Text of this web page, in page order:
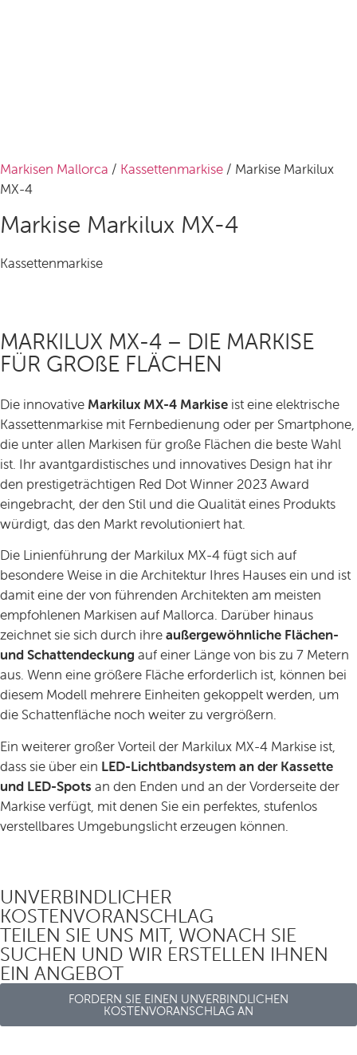
Markisen Mallorca / Kassettenmarkise / Markise Markilux
MX-4
Markise Markilux MX-4
Kassettenmarkise
MARKILUX MX-4 – DIE MARKISE
FÜR GROßE FLÄCHEN
Die innovative Markilux MX-4 Markise ist eine elektrische
Kassettenmarkise mit Fernbedienung oder per Smartphone,
die unter allen Markisen für große Flächen die beste Wahl
ist. Ihr avantgardistisches und innovatives Design hat ihr
den prestigeträchtigen Red Dot Winner 2023 Award
eingebracht, der den Stil und die Qualität eines Produkts
würdigt, das den Markt revolutioniert hat.
Die Linienführung der Markilux MX-4 fügt sich auf
besondere Weise in die Architektur Ihres Hauses ein und ist
damit eine der von führenden Architekten am meisten
empfohlenen Markisen auf Mallorca. Darüber hinaus
zeichnet sie sich durch ihreaußergewöhnliche Flächen-
und Schattendeckung auf einer Länge von bis zu 7 Metern
aus. Wenn eine größere Fläche erforderlich ist, können bei
diesem Modell mehrere Einheiten gekoppelt werden, um
die Schattenfläche noch weiter zu vergrößern.
Ein weiterer großer Vorteil der Markilux MX-4 Markise ist,
dass sie über ein LED-Lichtbandsystem an der Kassette
und LED-Spots an den Enden und an der Vorderseite der
Markise verfügt, mit denen Sie ein perfektes, stufenlos
verstellbares Umgebungslicht erzeugen können.
UNVERBINDLICHER
KOSTENVORANSCHLAG
TEILEN SIE UNS MIT, WONACH SIE
SUCHEN UND WIR ERSTELLEN IHNEN
EIN ANGEBOT
FORDERN SIE EINEN UNVERBINDLICHEN
KOSTENVORANSCHLAG AN